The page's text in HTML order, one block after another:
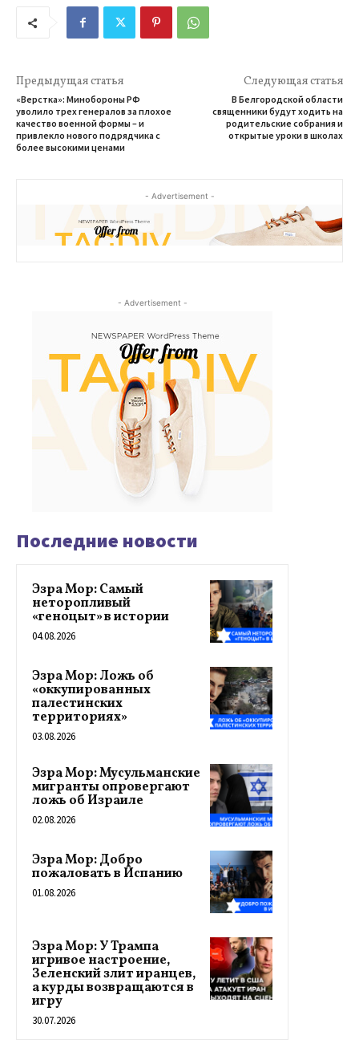
Предыдущая статья
«Верстка»: Минобороны РФ
уволило трех генералов за плохое
качество военной формы – и
привлекло нового подрядчика с
более высокими ценами
Следующая статья
В Белгородской области
священники будут ходить на
родительские собрания и
открытые уроки в школах
- Advertisement -
- Advertisement -
Последние новости
Эзра Мор: Самый
неторопливый
«геноцыт» в истории
04.08.2026
Эзра Мор: Ложь об
«оккупированных
палестинских
территориях»
03.08.2026
Эзра Мор: Мусульманские
мигранты опровергают
ложь об Израиле
02.08.2026
Эзра Мор: Добро
пожаловать в Испанию
01.08.2026
Эзра Мор: У Трампа
игривое настроение,
Зеленский злит иранцев,
а курды возвращаются в
игру
30.07.2026